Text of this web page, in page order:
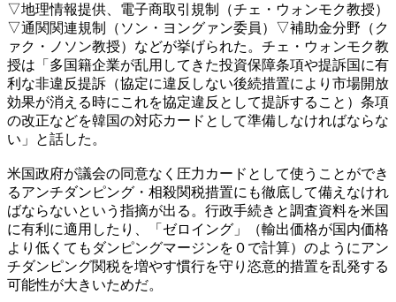
▽地理情報提供、電子商取引規制（チェ・ウォンモク教授）
▽通関関連規制（ソン・ヨングァン委員）▽補助金分野（ク
ァク・ノソン教授）などが挙げられた。チェ・ウォンモク教
授は「多国籍企業が乱用してきた投資保障条項や提訴国に有
利な非違反提訴（協定に違反しない後続措置により市場開放
効果が消える時にこれを協定違反として提訴すること）条項
の改正などを韓国の対応カードとして準備しなければならな
い」と話した。
米国政府が議会の同意なく圧力カードとして使うことができ
るアンチダンピング・相殺関税措置にも徹底して備えなけれ
ばならないという指摘が出る。行政手続きと調査資料を米国
に有利に適用したり、「ゼロイング」（輸出価格が国内価格
より低くてもダンピングマージンを０で計算）のようにアン
チダンピング関税を増やす慣行を守り恣意的措置を乱発する
可能性が大きいためだ。